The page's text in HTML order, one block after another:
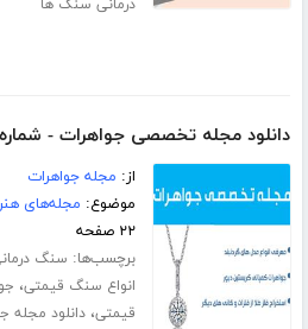
درمانی سنگ ها
دانلود مجله تخصصی جواهرات - شماره 10
از: مجله جواهرات
موضوع: مجله‌های
۲۲ صفحه
برچسب‌ها: سنگ
انواع سنگ قیمتی،
قیمتی،دانلود مجله